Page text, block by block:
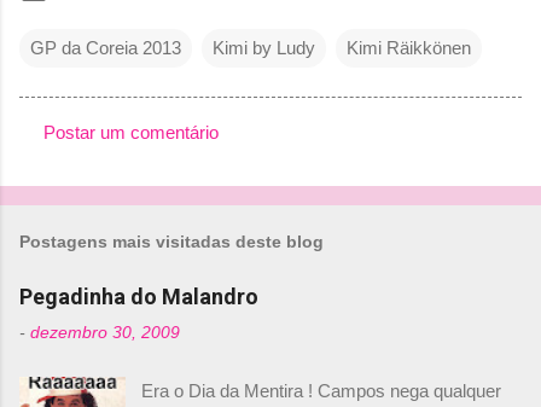
GP da Coreia 2013 Kimi by Ludy Kimi Räikkönen
o
n
t
r
Postar um comentário
Postagens mais visitadas deste blog
Pegadinha do Malandro
- dezembro 30, 2009
Era o Dia da Mentira ! Campos nega qualquer